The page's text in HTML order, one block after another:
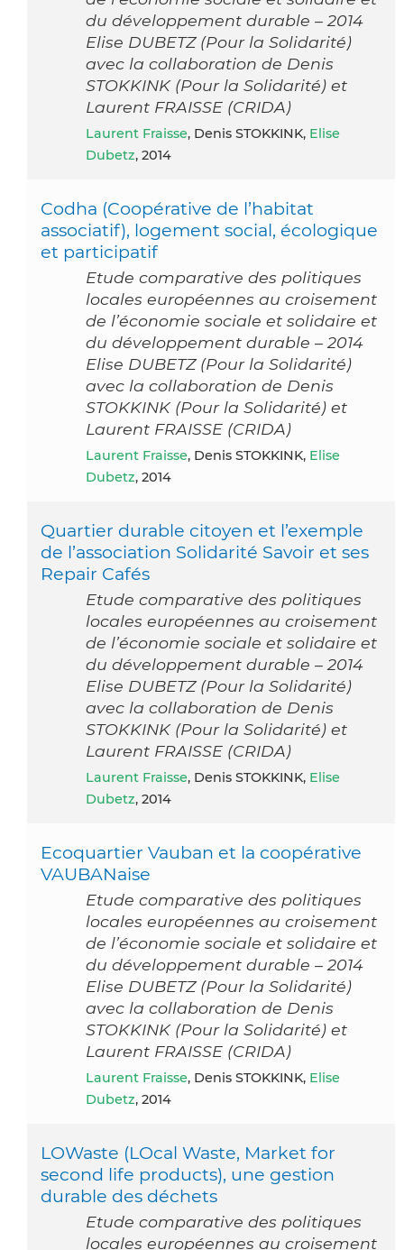
du développement durable – 2014
Elise DUBETZ (Pour la Solidarité)
avec la collaboration de Denis
STOKKINK (Pour la Solidarité) et
Laurent FRAISSE (CRIDA)
Laurent Fraisse, Denis STOKKINK, Elise
Dubetz, 2014
Codha (Coopérative de l’habitat
associatif), logement social, écologique
et participatif
Etude comparative des politiques
locales européennes au croisement
de l’économie sociale et solidaire et
du développement durable – 2014
Elise DUBETZ (Pour la Solidarité)
avec la collaboration de Denis
STOKKINK (Pour la Solidarité) et
Laurent FRAISSE (CRIDA)
Laurent Fraisse, Denis STOKKINK, Elise
Dubetz, 2014
Quartier durable citoyen et l’exemple
de l’association Solidarité Savoir et ses
Repair Cafés
Etude comparative des politiques
locales européennes au croisement
de l’économie sociale et solidaire et
du développement durable – 2014
Elise DUBETZ (Pour la Solidarité)
avec la collaboration de Denis
STOKKINK (Pour la Solidarité) et
Laurent FRAISSE (CRIDA)
Laurent Fraisse, Denis STOKKINK, Elise
Dubetz, 2014
Ecoquartier Vauban et la coopérative
VAUBANaise
Etude comparative des politiques
locales européennes au croisement
de l’économie sociale et solidaire et
du développement durable – 2014
Elise DUBETZ (Pour la Solidarité)
avec la collaboration de Denis
STOKKINK (Pour la Solidarité) et
Laurent FRAISSE (CRIDA)
Laurent Fraisse, Denis STOKKINK, Elise
Dubetz, 2014
LOWaste (LOcal Waste, Market for
second life products), une gestion
durable des déchets
Etude comparative des politiques
locales européennes au croisement